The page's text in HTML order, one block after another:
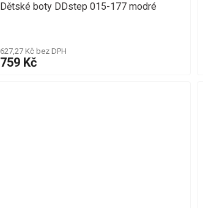
Dětské boty DDstep 015-177 modré
627,27 Kč bez DPH
759 Kč